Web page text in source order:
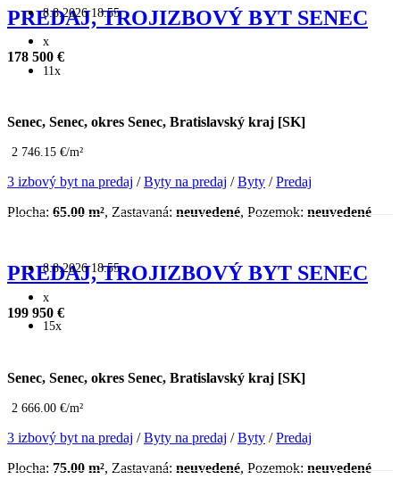
8.8.2026 18:55
x
11x
PREDAJ, TROJIZBOVÝ BYT SENEC
178 500 €
Senec, Senec, okres Senec, Bratislavský kraj [SK]
2 746.15 €/m²
3 izbový byt na predaj /Byty na predaj /Byty /Predaj
Plocha: 65.00 m², Zastavaná: neuvedené, Pozemok: neuvedené
8.8.2026 18:55
x
15x
PREDAJ, TROJIZBOVÝ BYT SENEC
199 950 €
Senec, Senec, okres Senec, Bratislavský kraj [SK]
2 666.00 €/m²
3 izbový byt na predaj /Byty na predaj /Byty /Predaj
Plocha: 75.00 m², Zastavaná: neuvedené, Pozemok: neuvedené